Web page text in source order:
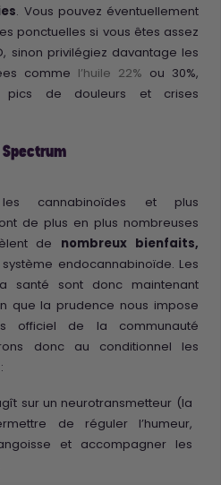
. Vous pouvez éventuellement
ponctuelles si vous êtes assez
sinon privilégiez davantage les
comme l’huile 22% ou 30%,
de douleurs et crises
cannabinoïdes et plus
de plus en plus nombreuses
de nombreux bienfaits,
endocannabinoïde. Les
santé sont donc maintenant
que la prudence nous impose
officiel de la communauté
donc au conditionnel les
sur un neurotransmetteur (la
de réguler l’humeur,
et accompagner les